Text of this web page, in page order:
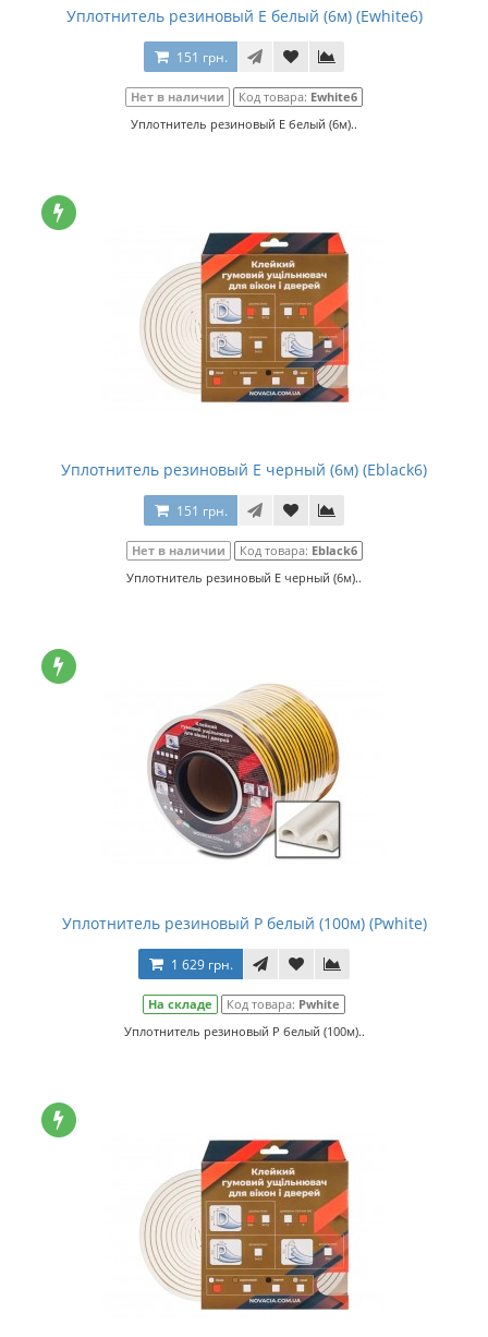
Уплотнитель резиновый Е белый (6м) (Еwhite6)
151 грн.
Нет в наличии Код товара: Еwhite6
Уплотнитель резиновый Е белый (6м)..
Уплотнитель резиновый Е черный (6м) (Еblack6)
151 грн.
Нет в наличии Код товара: Еblack6
Уплотнитель резиновый Е черный (6м)..
Уплотнитель резиновый Р белый (100м) (Pwhite)
1 629 грн.
На складе Код товара: Pwhite
Уплотнитель резиновый Р белый (100м)..